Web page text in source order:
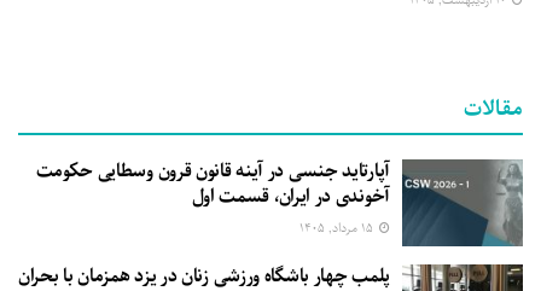
مقالات
آپارتاید جنسی در آینه قانون قرون وسطایی حکومت
آخوندی در ایران، قسمت اول
پلمب چهار باشگاه ورزشی زنان در یزد همزمان با بحران